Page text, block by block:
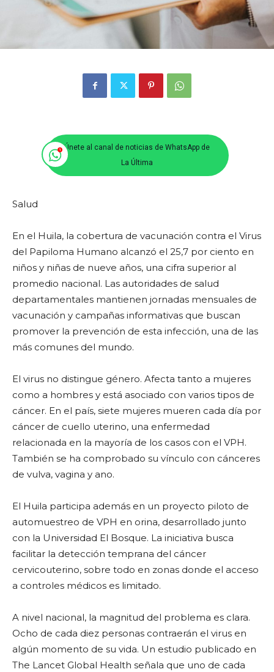
Únete al canal de noticias de WhatsApp de
La Última
Salud
En el Huila, la cobertura de vacunación contra el Virus
del Papiloma Humano alcanzó el 25,7 por ciento en
niños y niñas de nueve años, una cifra superior al
promedio nacional. Las autoridades de salud
departamentales mantienen jornadas mensuales de
vacunación y campañas informativas que buscan
promover la prevención de esta infección, una de las
más comunes del mundo.
El virus no distingue género. Afecta tanto a mujeres
como a hombres y está asociado con varios tipos de
cáncer. En el país, siete mujeres mueren cada día por
cáncer de cuello uterino, una enfermedad
relacionada en la mayoría de los casos con el VPH.
También se ha comprobado su vínculo con cánceres
de vulva, vagina y ano.
El Huila participa además en un proyecto piloto de
automuestreo de VPH en orina, desarrollado junto
con la Universidad El Bosque. La iniciativa busca
facilitar la detección temprana del cáncer
cervicouterino, sobre todo en zonas donde el acceso
a controles médicos es limitado.
A nivel nacional, la magnitud del problema es clara.
Ocho de cada diez personas contraerán el virus en
algún momento de su vida. Un estudio publicado en
The Lancet Global Health señala que uno de cada